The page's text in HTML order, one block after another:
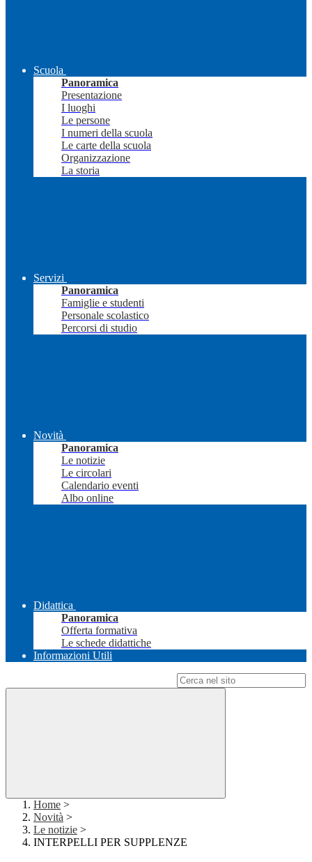
Scuola
Panoramica
Presentazione
I luoghi
Le persone
I numeri della scuola
Le carte della scuola
Organizzazione
La storia
Servizi
Panoramica
Famiglie e studenti
Personale scolastico
Percorsi di studio
Novità
Panoramica
Le notizie
Le circolari
Calendario eventi
Albo online
Didattica
Panoramica
Offerta formativa
Le schede didattiche
Informazioni Utili
Home >
Novità >
Le notizie >
INTERPELLI PER SUPPLENZE